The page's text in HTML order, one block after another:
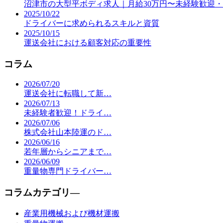
沼津市の大型平ボディ求人｜月給30万円〜未経験歓迎
2025/10/22
ドライバーに求められるスキルと資質
2025/10/15
運送会社における顧客対応の重要性
コラム
2026/07/20
運送会社に転職して新…
2026/07/13
未経験者歓迎！ドライ…
2026/07/06
株式会社山本陸運のド…
2026/06/16
若年層からシニアまで…
2026/06/09
重量物専門ドライバー…
コラムカテゴリ―
産業用機械および機材運搬